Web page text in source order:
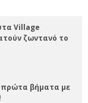
Village
ζωντανό το
βήματα με